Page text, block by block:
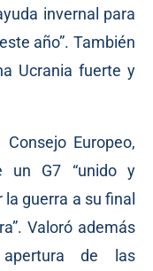
invernal para
año”. También
Ucrania fuerte y
Europeo,
un G7 “unido y
la guerra a su final
Valoró además
de las